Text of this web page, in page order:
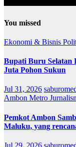
You missed
Ekonomi & Bisnis
Bupati Buru Selatan
Juta Pohon Sukun
Jul 31, 2026
Ambon Metro
Pemkot Ambon
Maluku, yang
Jul 29, 2026